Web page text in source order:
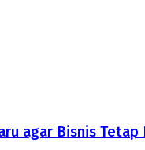
agar Bisnis Tetap